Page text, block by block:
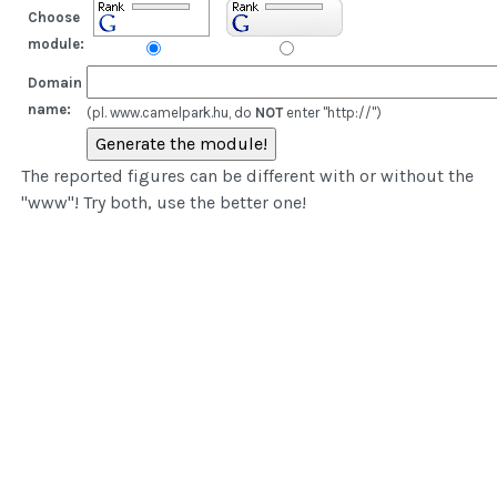
Choose
module:
Domain
name:
(pl. www.camelpark.hu, do NOTenter "http://")
The reported figures can be different with or without the
"www"! Try both, use the better one!